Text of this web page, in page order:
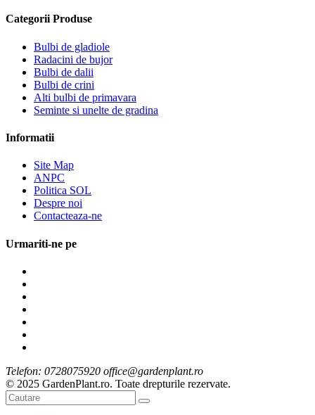
Categorii Produse
Bulbi de gladiole
Radacini de bujor
Bulbi de dalii
Bulbi de crini
Alti bulbi de primavara
Seminte si unelte de gradina
Informatii
Site Map
ANPC
Politica SOL
Despre noi
Contacteaza-ne
Urmariti-ne pe
Telefon: 0728075920 office@gardenplant.ro
© 2025 GardenPlant.ro. Toate drepturile rezervate.